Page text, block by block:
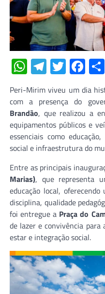
WhatsApp
Telegram
Twitter
Peri-Mirim viveu um dia
com a presença do
Brandão, que realizou a
equipamentos públicos e
essenciais como
social e infraestrutura do
Entre as principais
Marias), que representa
educação local,
disciplina, qualidade
foi entregue a Praça do
de lazer e convivência para
estar e integração social.